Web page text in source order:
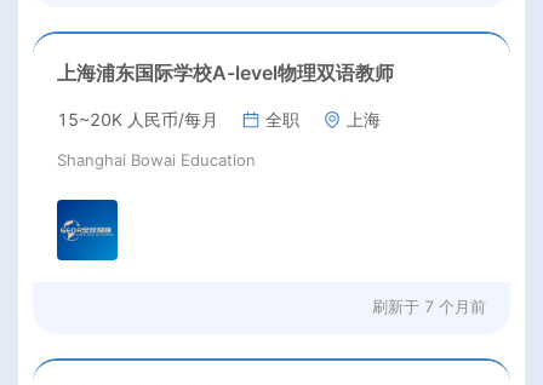
上海浦东国际学校A-level物理双语教师
15~20K 人民币/每月 全职 上海
Shanghai Bowai Education
刷新于 7 个月前